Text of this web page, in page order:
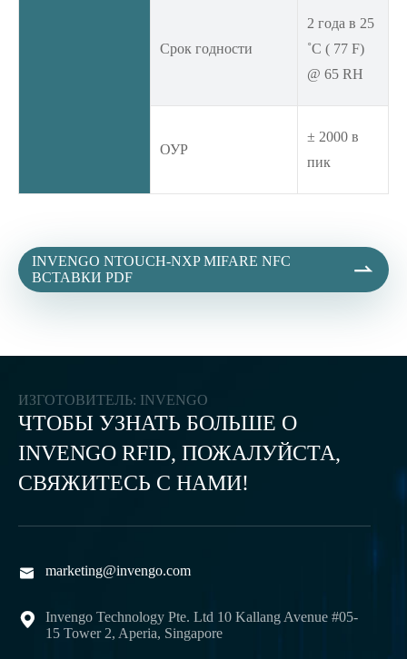
Срок годности
2 года в 25
˚C ( 77 F)
@ 65 RH
ОУР
± 2000 в
пик
INVENGO NTOUCH-NXP MIFARE NFC
ВСТАВКИ PDF

ИЗГОТОВИТЕЛЬ: INVENGO
ЧТОБЫ УЗНАТЬ БОЛЬШЕ О
INVENGO RFID, ПОЖАЛУЙСТА,
СВЯЖИТЕСЬ С НАМИ!
 marketing@invengo.com

Invengo Technology Pte. Ltd 10 Kallang Avenue #05-
15 Tower 2, Aperia, Singapore